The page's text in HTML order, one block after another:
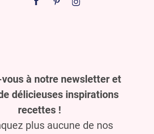
à notre newsletter et
délicieuses inspirations
recettes !
plus aucune de nos